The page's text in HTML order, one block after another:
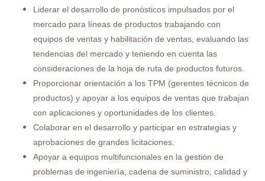
Liderar el desarrollo de pronósticos impulsados ​​por el
mercado para líneas de productos trabajando con
equipos de ventas y habilitación de ventas, evaluando las
tendencias del mercado y teniendo en cuenta las
consideraciones de la hoja de ruta de productos futuros.
Proporcionar orientación a los TPM (gerentes técnicos de
productos) y apoyar a los equipos de ventas que trabajan
con aplicaciones y oportunidades de los clientes.
Colaborar en el desarrollo y participar en estrategias y
aprobaciones de grandes licitaciones.
Apoyar a equipos multifuncionales en la gestión de
problemas de ingeniería, cadena de suministro, calidad y